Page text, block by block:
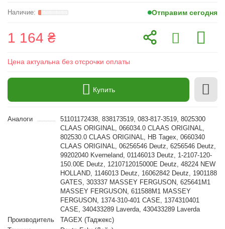
Отправим сегодня
1 164 ₴
Цена актуальна без отсрочки оплаты
Купить
Аналоги
51101172438, 838173519, 083-817-3519, 8025300
CLAAS ORIGINAL, 066034.0 CLAAS ORIGINAL,
802530.0 CLAAS ORIGINAL, HB Tagex, 0660340
CLAAS ORIGINAL, 06256546 Deutz, 6256546 Deutz,
99202040 Kverneland, 01146013 Deutz, 1-2107-120-
150.00E Deutz, 1210712015000E Deutz, 48224 NEW
HOLLAND, 1146013 Deutz, 16062842 Deutz, 1901188
GATES, 303337 MASSEY FERGUSON, 625641M1
MASSEY FERGUSON, 611588M1 MASSEY
FERGUSON, 1374-310-401 CASE, 1374310401
CASE, 340433289 Laverda, 430433289 Laverda
Производитель
TAGEX (Таджекс)